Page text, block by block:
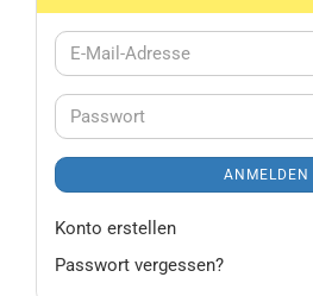
E-
Mail-
Passwort
ANMELDEN
Konto erstellen
Passwort vergessen?